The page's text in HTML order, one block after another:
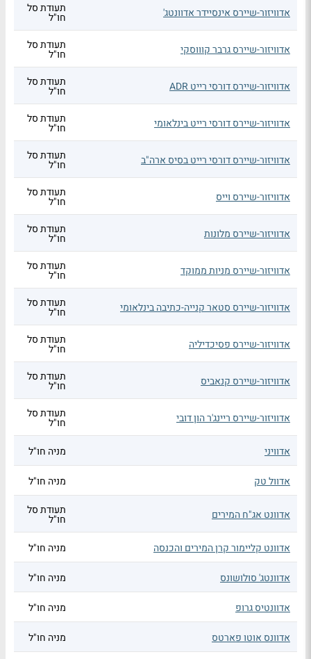
אדוויזור-שיירס אינסיידר אדוונטג' תעודת סל
חו"ל
אדוויזור-שיירס גרבר קוווסקי תעודת סל
חו"ל
אדוויזור-שיירס דורסי רייט ADR תעודת סל
חו"ל
אדוויזור-שיירס דורסי רייט בינלאומי תעודת סל
חו"ל
אדוויזור-שיירס דורסי רייט בסיס ארה"ב תעודת סל
חו"ל
אדוויזור-שיירס וייס תעודת סל
חו"ל
אדוויזור-שיירס מלונות תעודת סל
חו"ל
אדוויזור-שיירס מניות ממוקד תעודת סל
חו"ל
אדוויזור-שיירס סטאר קנייה-כתיבה בינלאומי תעודת סל
חו"ל
אדוויזור-שיירס פסיכדיליה תעודת סל
חו"ל
אדוויזור-שיירס קנאביס תעודת סל
חו"ל
אדוויזור-שיירס ריינג'ר הון דובי תעודת סל
חו"ל
אדוויני
מניה חו"ל
אדוול טק מניה חו"ל
אדוונט אג"ח המירים תעודת סל
חו"ל
אדוונט קליימור קרן המירים והכנסה
מניה חו"ל
אדוונטג' סולושונס מניה חו"ל
אדוונטיס גרופ מניה חו"ל
אדוונס אוטו פארטס מניה חו"ל